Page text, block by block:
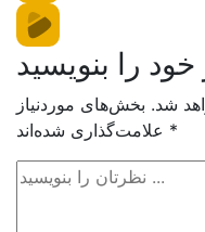
را بنویسید
شد. بخش‌های موردنیاز
*